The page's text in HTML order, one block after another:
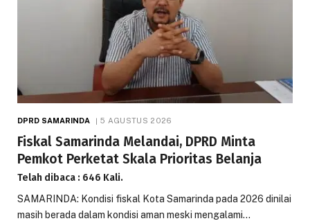
DPRD SAMARINDA 5 AGUSTUS 2026
Fiskal Samarinda Melandai, DPRD Minta
Pemkot Perketat Skala Prioritas Belanja
Telah dibaca : 646 Kali.
SAMARINDA: Kondisi fiskal Kota Samarinda pada 2026 dinilai
masih berada dalam kondisi aman meski mengalami…